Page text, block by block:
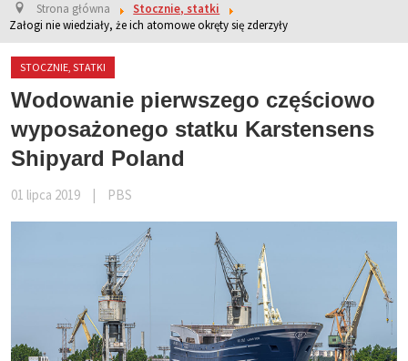
Strona główna
Stocznie, statki
Załogi nie wiedziały, że ich atomowe okręty się zderzyły
STOCZNIE, STATKI
Wodowanie pierwszego częściowo
wyposażonego statku Karstensens
Shipyard Poland
01 lipca 2019 PBS